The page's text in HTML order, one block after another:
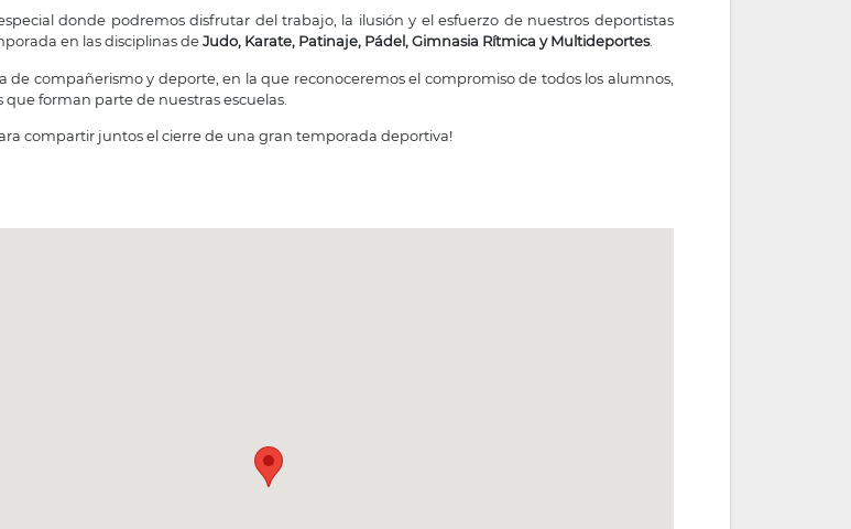
donde podremos disfrutar del trabajo, la ilusión y el esfuerzo de nuestros deportistas
en las disciplinas deJudo, Karate, Patinaje, Pádel, Gimnasia Rítmica y Multideportes.
de compañerismo y deporte, en la que reconoceremos el compromiso de todos los alumnos,
que forman parte de nuestras escuelas.
compartir juntos el cierre de una gran temporada deportiva!